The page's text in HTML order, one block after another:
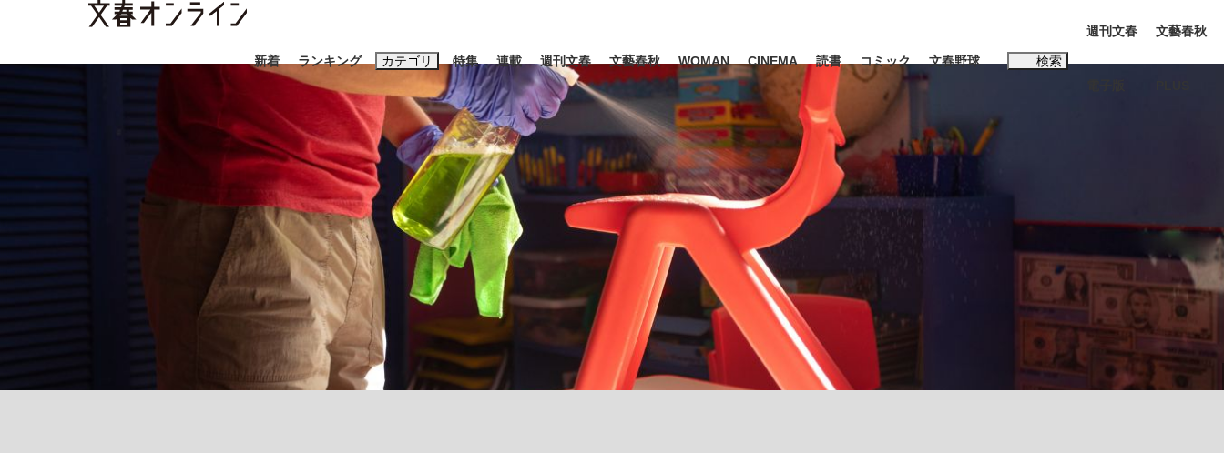
新着 ランキング カテゴリ
スクープ ニュース エンタメ ライフ ビジネス インタビュー
「90%は失敗する。でも…」本田圭佑が初めて明かした日本代表監督に... 「最悪の空気のまま解散」WBC日本代表“敗戦”の真実 選手が明かす...
特集
観る将棋、読む将棋
連載 週刊文春 文藝春秋 WOMAN CINEMA 読書 コミック 文春野球 検索
キーワード入力
おすすめのキーワードタグ一覧
#藤田晋 #三山凌輝 #高市早苗 #後藤真希 #森岡毅 #城彰二 #内田有紀
#玉木雄一郎
#亀和田武
週刊文春 文藝春秋